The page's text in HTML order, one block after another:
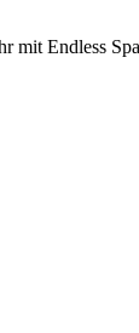
Endless